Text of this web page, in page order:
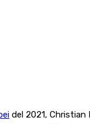
del 2021, Christian